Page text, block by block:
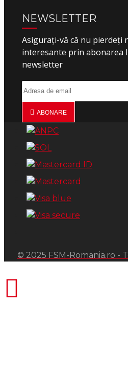
NEWSLETTER
Asigurați-vă că nu pierdeți
interesante prin abonarea
newsletter
ABONARE
© 2025 FSM-Romania.ro